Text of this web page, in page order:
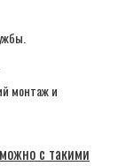
монтаж и
с такими